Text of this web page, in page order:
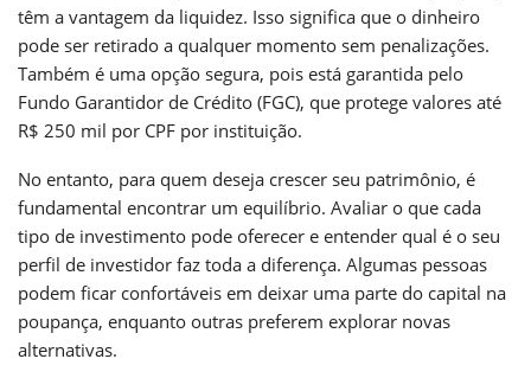
têm a vantagem da liquidez. Isso significa que o dinheiro
pode ser retirado a qualquer momento sem penalizações.
Também é uma opção segura, pois está garantida pelo
Fundo Garantidor de Crédito (FGC), que protege valores até
R$ 250 mil por CPF por instituição.
No entanto, para quem deseja crescer seu patrimônio, é
fundamental encontrar um equilíbrio. Avaliar o que cada
tipo de investimento pode oferecer e entender qual é o seu
perfil de investidor faz toda a diferença. Algumas pessoas
podem ficar confortáveis em deixar uma parte do capital na
poupança, enquanto outras preferem explorar novas
alternativas.